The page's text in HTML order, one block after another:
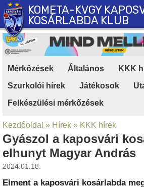
KOMETA-KVGY
KOSÁRLABDA KLUB
Mérkőzések Általános KKK
Szurkolói hírek
Játékosok
Felkészülési mérkőzések
Kezdőoldal » Hírek » KKK hírek
Gyászol a kaposvári
elhunyt Magyar András
2024.01.18.
Elment a kaposvári kosárlabda